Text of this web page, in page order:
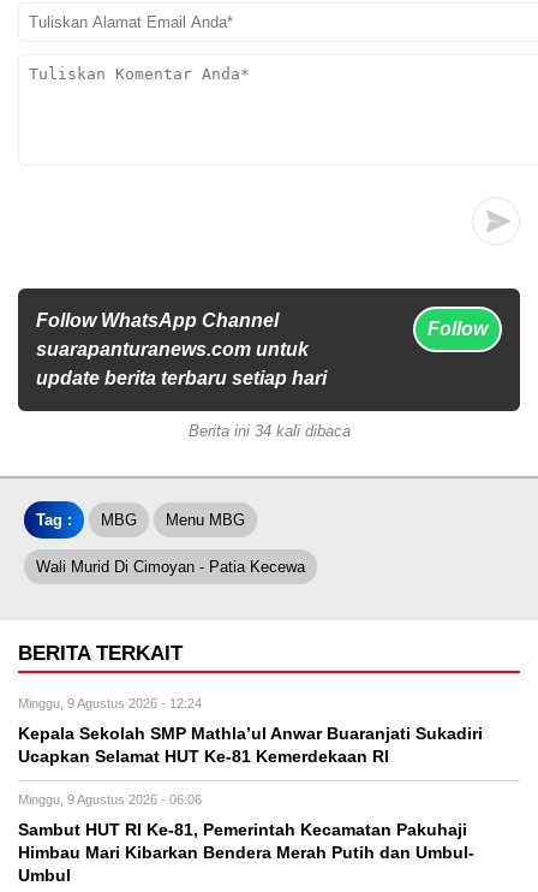
Follow WhatsApp Channel
suarapanturanews.com untuk
update berita terbaru setiap hari
Follow
Berita ini 34 kali dibaca
Tag : MBG Menu MBG
Wali Murid Di Cimoyan - Patia Kecewa
BERITA TERKAIT
Minggu, 9 Agustus 2026 - 12:24
Kepala Sekolah SMP Mathla’ul Anwar Buaranjati Sukadiri
Ucapkan Selamat HUT Ke-81 Kemerdekaan RI
Minggu, 9 Agustus 2026 - 06:06
Sambut HUT RI Ke-81, Pemerintah Kecamatan Pakuhaji
Himbau Mari Kibarkan Bendera Merah Putih dan Umbul-
Umbul